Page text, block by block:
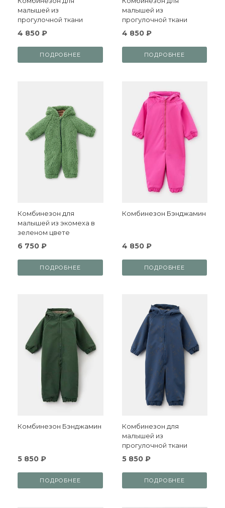
малышей из
прогулочной ткани
4 850 ₽
ПОДРОБНЕЕ
малышей из
прогулочной ткани
4 850 ₽
ПОДРОБНЕЕ
Комбинезон для
малышей из экомеха в
зеленом цвете
6 750 ₽
ПОДРОБНЕЕ
Комбинезон Бэнджамин
4 850 ₽
ПОДРОБНЕЕ
Комбинезон Бэнджамин
5 850 ₽
ПОДРОБНЕЕ
Комбинезон для
малышей из
прогулочной ткани
5 850 ₽
ПОДРОБНЕЕ